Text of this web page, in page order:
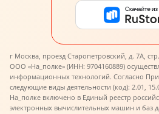
г Москва, проезд Старопетровский, д. 7А,
ООО «На_полке» (ИНН: 9704160889)
информационных технологий. Согласно
следующие виды деятельности (код): 2.01,
На_полке включено в Единый реестр
электронных вычислительных машин и баз